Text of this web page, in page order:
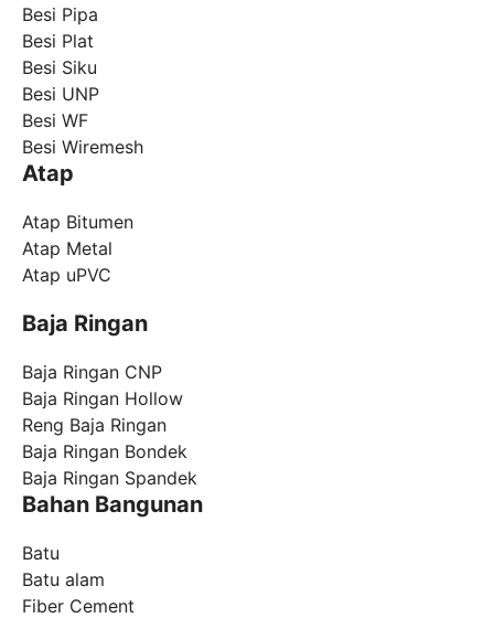
Besi Pipa
Besi Plat
Besi Siku
Besi UNP
Besi WF
Besi Wiremesh
Atap
Atap Bitumen
Atap Metal
Atap uPVC
Baja Ringan
Baja Ringan CNP
Baja Ringan Hollow
Reng Baja Ringan
Baja Ringan Bondek
Baja Ringan Spandek
Bahan Bangunan
Batu
Batu alam
Fiber Cement